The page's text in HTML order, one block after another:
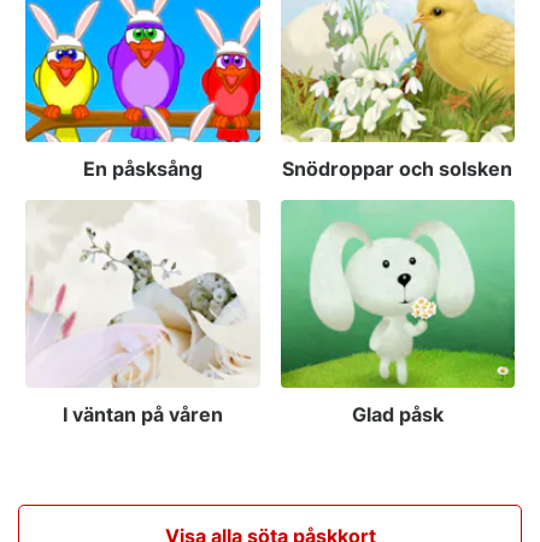
En påsksång Snödroppar och solsken
I väntan på våren Glad påsk
Visa alla söta påskkort